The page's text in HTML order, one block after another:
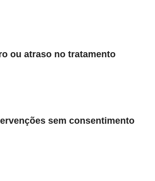
ou atraso no tratamento
sem consentimento